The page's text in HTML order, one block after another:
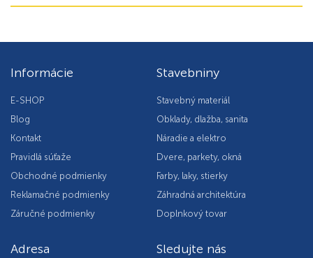
Informácie
E-SHOP
Blog
Kontakt
Pravidlá súťaže
Obchodné podmienky
Reklamačné podmienky
Záručné podmienky
Stavebniny
Stavebný materiál
Obklady, dlažba, sanita
Náradie a elektro
Dvere, parkety, okná
Farby, laky, stierky
Záhradná architektúra
Doplnkový tovar
Adresa Sledujte nás